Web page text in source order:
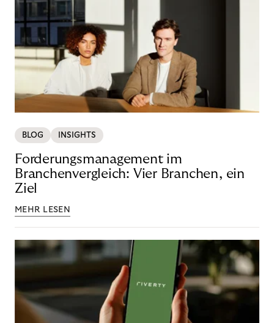
BLOG INSIGHTS
Forderungsmanagement im
Branchenvergleich: Vier Branchen, ein
Ziel
MEHR LESEN